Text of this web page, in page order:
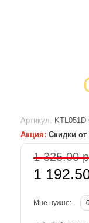
Артикул:
Акция: Скидки
1 325.00
1
Мне нужно: